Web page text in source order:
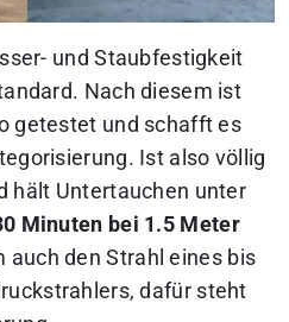
und Staubfestigkeit
Nach diesem ist
getestet und schafft es
Ist also völlig
hält Untertauchen unter
Minuten bei 1.5 Meter
auch den Strahl eines bis
dafür steht